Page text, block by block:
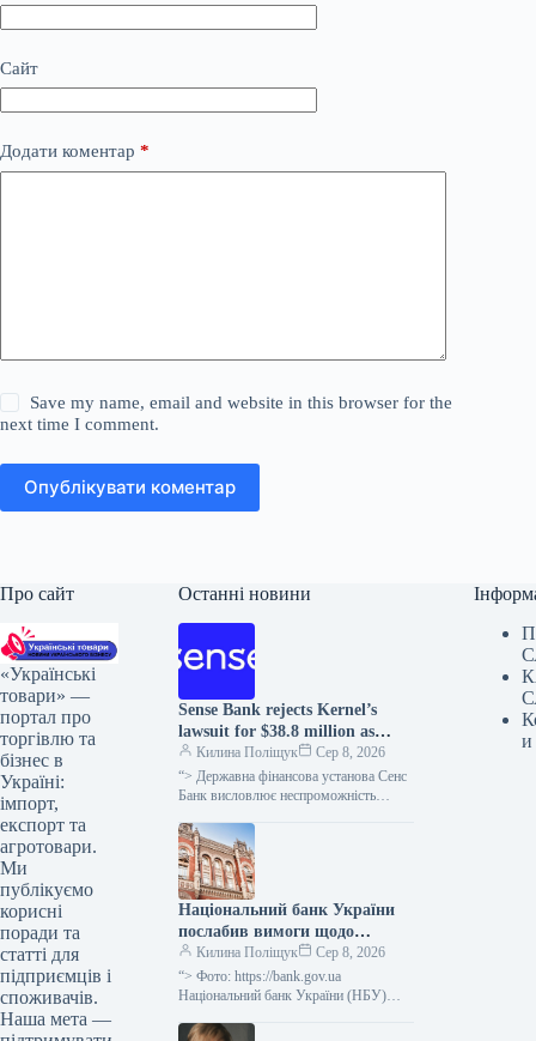
Сайт
Додати коментар *
Save my name, email and website in this browser for the
next time I comment.
Опублікувати коментар
Про сайт
«Українські
товари» —
портал про
торгівлю та
бізнес в
Україні:
імпорт,
експорт та
агротовари.
Ми
публікуємо
корисні
поради та
статті для
підприємців і
споживачів.
Наша мета —
Останні новини
Sense Bank rejects Kernel’s
lawsuit for $38.8 million as
unfounded.
Килина Поліщук
Сер 8, 2026
“> Державна фінансова установа Сенс
Банк висловлює неспроможність
Investments Limited, що входить до
агрогрупи “Кернел”, щодо…
Національний банк України
послабив вимоги щодо
реструктуризації позик для
підприємств та застави
сільськогосподарської
Килина Поліщук
Сер 8, 2026
“> Фото: https://bank.gov.ua
Національний банк України (НБУ)
визнавати неспроможність
и